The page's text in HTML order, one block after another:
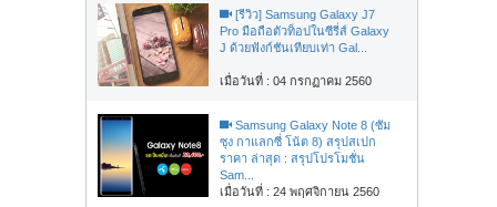
[รีวิว] Samsung Galaxy J7
Pro มือถือตัวท็อปในซีรี่ส์ Galaxy
J ด้วยฟังก์ชันเทียบเท่า Gal...
เมื่อวันที่ : 04 กรกฏาคม 2560
Samsung Galaxy Note 8 (ซัม
ซุง กาแลกซี่ โน้ต 8) สรุปสเปก
ราคา ล่าสุด : สรุปโปรโมชั่น
Sam...
เมื่อวันที่ : 24 พฤศจิกายน 2560